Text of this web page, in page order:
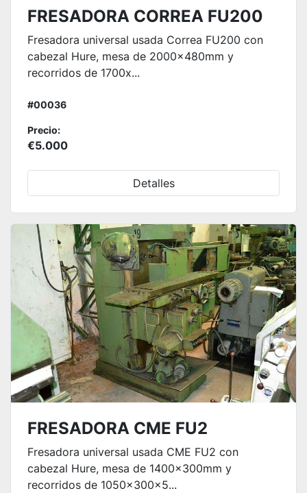
FRESADORA CORREA FU200
Fresadora universal usada Correa FU200 con
cabezal Hure, mesa de 2000x480mm y
recorridos de 1700x...
#00036
Precio:
€5.000
Detalles
FRESADORA CME FU2
Fresadora universal usada CME FU2 con
cabezal Hure, mesa de 1400x300mm y
recorridos de 1050x300x5...